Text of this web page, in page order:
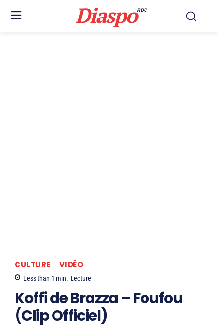
DiaspoRDC
CULTURE VIDÉO
Less than 1 min. Lecture
Koffi de Brazza – Foufou
(Clip Officiel)